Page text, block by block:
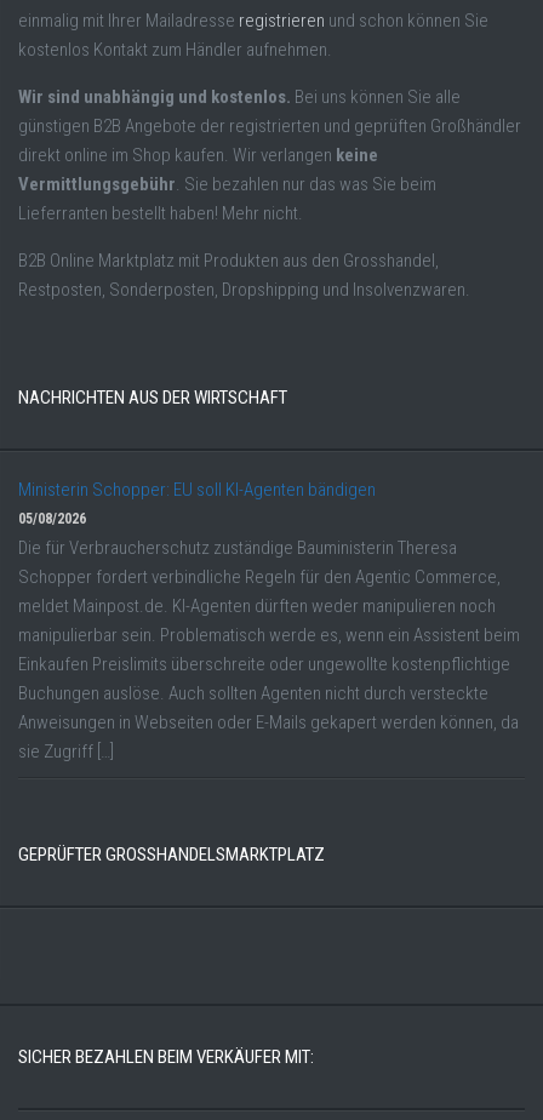
einmalig mit Ihrer Mailadresse registrieren und schon können Sie
kostenlos Kontakt zum Händler aufnehmen.
Wir sind unabhängig und kostenlos. Bei uns können Sie alle
günstigen B2B Angebote der registrierten und geprüften Großhändler
direkt online im Shop kaufen. Wir verlangen keine
Vermittlungsgebühr. Sie bezahlen nur das was Sie beim
Lieferranten bestellt haben! Mehr nicht.
B2B Online Marktplatz mit Produkten aus den Grosshandel,
Restposten, Sonderposten, Dropshipping und Insolvenzwaren.
NACHRICHTEN AUS DER WIRTSCHAFT
Ministerin Schopper: EU soll KI-Agenten bändigen
05/08/2026
Die für Verbraucherschutz zuständige Bauministerin Theresa
Schopper fordert verbindliche Regeln für den Agentic Commerce,
meldet Mainpost.de. KI-Agenten dürften weder manipulieren noch
manipulierbar sein. Problematisch werde es, wenn ein Assistent beim
Einkaufen Preislimits überschreite oder ungewollte kostenpflichtige
Buchungen auslöse. Auch sollten Agenten nicht durch versteckte
Anweisungen in Webseiten oder E-Mails gekapert werden können, da
sie Zugriff […]
GEPRÜFTER GROSSHANDELSMARKTPLATZ
SICHER BEZAHLEN BEIM VERKÄUFER MIT: